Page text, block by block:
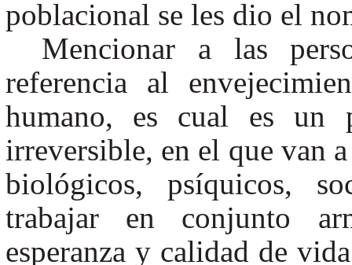
poblacional se les dio el
Mencionar a las
referencia al
humano, es cual es un
irreversible, en el que van
biológicos, psíquicos,
trabajar en conjunto
esperanza y calidad de